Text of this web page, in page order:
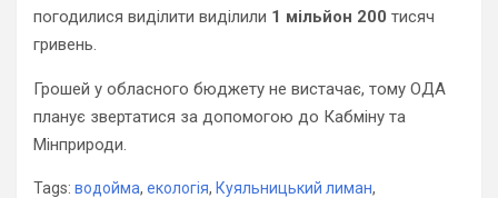
погодилися виділити виділили 1 мільйон 200 тисяч
гривень.
Грошей у обласного бюджету не вистачає, тому ОДА
планує звертатися за допомогою до Кабміну та
Мінприроди.
Tags: водойма, екологія, Куяльницький лиман,